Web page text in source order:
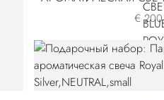
€ 200